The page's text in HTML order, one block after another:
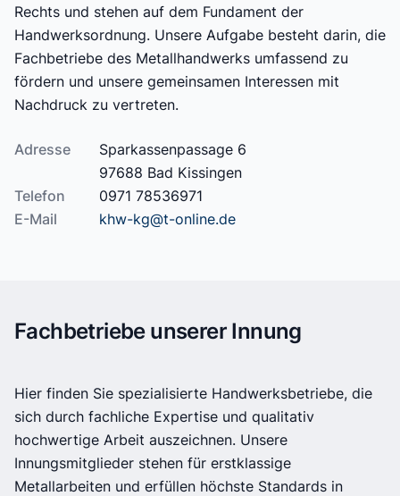
Rechts und stehen auf dem Fundament der
Handwerksordnung. Unsere Aufgabe besteht darin, die
Fachbetriebe des Metallhandwerks umfassend zu
fördern und unsere gemeinsamen Interessen mit
Nachdruck zu vertreten.
Adresse
Sparkassenpassage 6
97688 Bad Kissingen
Telefon
0971 78536971
E-Mail
khw-kg@t-online.de
Fachbetriebe unserer Innung
Hier finden Sie spezialisierte Handwerksbetriebe, die
sich durch fachliche Expertise und qualitativ
hochwertige Arbeit auszeichnen. Unsere
Innungsmitglieder stehen für erstklassige
Metallarbeiten und erfüllen höchste Standards in